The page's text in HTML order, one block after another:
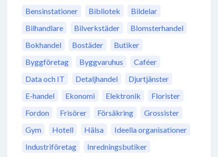
Bensinstationer
Bibliotek
Bildelar
Bilhandlare
Bilverkstäder
Blomsterhandel
Bokhandel
Bostäder
Butiker
Byggföretag
Byggvaruhus
Caféer
Data och IT
Detaljhandel
Djurtjänster
E-handel
Ekonomi Elektronik
Florister
Fordon
Frisörer Försäkring
Grossister
Gym
Hotell Hälsa
Ideella organisationer
Industriföretag
Inredningsbutiker